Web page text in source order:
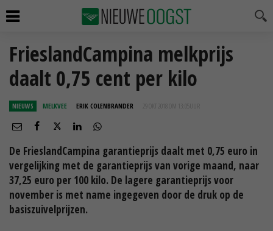
FrieslandCampina melkprijs
daalt 0,75 cent per kilo
NIEUWS MELKVEE ERIK COLENBRANDER 29 OKT 2018 OM 13:05
De FrieslandCampina garantieprijs daalt met 0,75 euro in
vergelijking met de garantieprijs van vorige maand, naar
37,25 euro per 100 kilo. De lagere garantieprijs voor
november is met name ingegeven door de druk op de
basiszuivelprijzen.